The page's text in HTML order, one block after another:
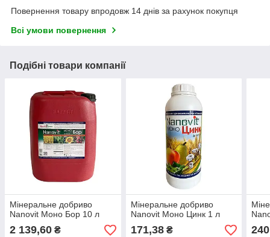
Повернення товару впродовж 14 днів за рахунок покупця
Всі умови повернення
Подібні товари компанії
Мінеральне добриво
Nanovit Моно Бор 10 л
2 139,60 ₴
Мінеральне добриво
Nanovit Моно Цинк 1 л
171,38₴ 240